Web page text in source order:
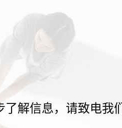
了解信息，请致电我